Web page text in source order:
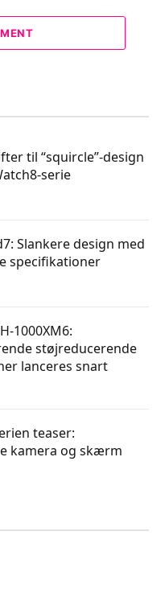
til “squircle”-design
serie
Slankere design med
specifikationer
1000XM6:
støjreducerende
lanceres snart
teaser:
kamera og skærm